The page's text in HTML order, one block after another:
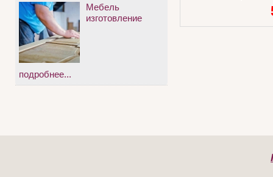
Мебель
изготовление
подробнее...